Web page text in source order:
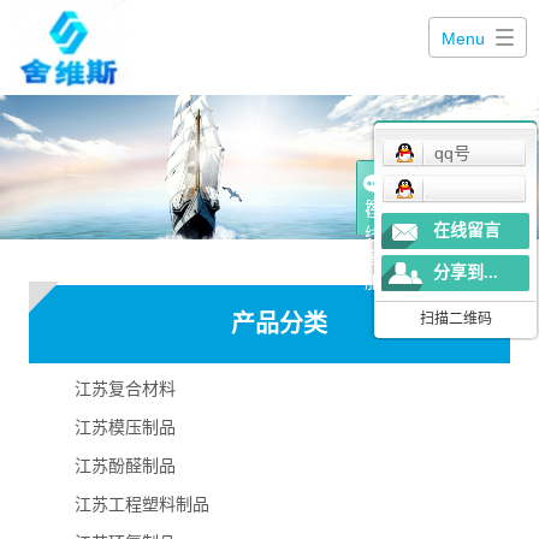
Menu
产品分类
江苏复合材料
江苏模压制品
江苏酚醛制品
江苏工程塑料制品
在
线
客
服
qq号
在线留言
分享到...
扫描二维码